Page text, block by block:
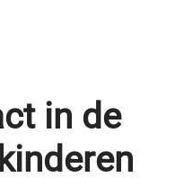
in de